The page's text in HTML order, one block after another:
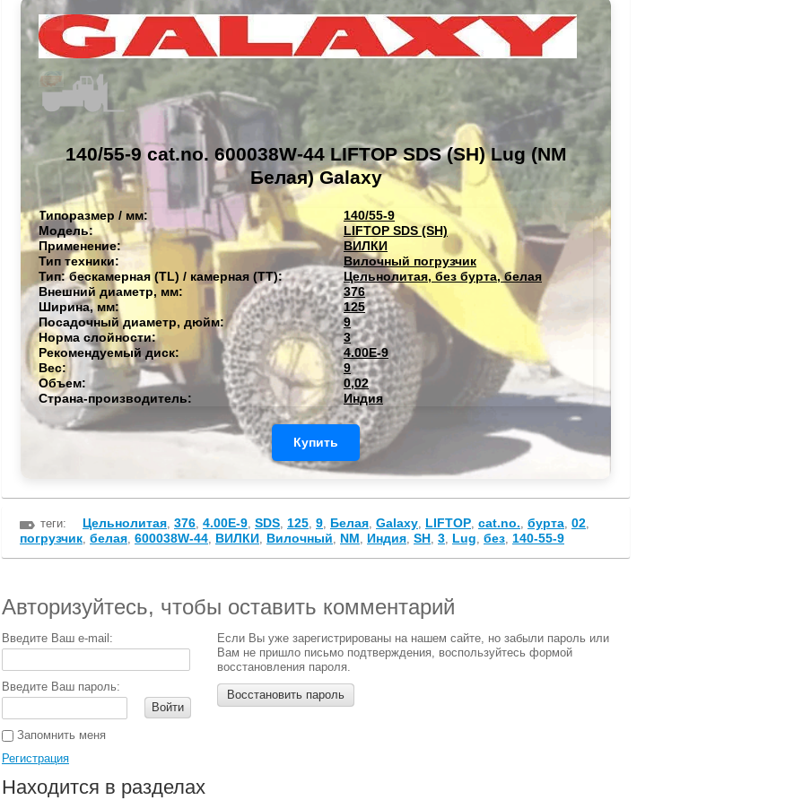
140/55-9 cat.no. 600038W-44 LIFTOP SDS (SH) Lug (NM
Белая) Galaxy
Типоразмер / мм:
140/55-9
Модель:
LIFTOP SDS (SH)
Применение:
ВИЛКИ
Тип техники:
Вилочный погрузчик
Тип: бескамерная (TL) / камерная (TT):
Цельнолитая, без бурта, белая
Внешний диаметр, мм:
376
Ширина, мм:
125
Посадочный диаметр, дюйм:
9
Норма слойности:
3
Рекомендуемый диск:
4.00E-9
Вес:
9
Объем:
0,02
Страна-производитель:
Индия
Купить
теги: Цельнолитая 376 4.00E-9 SDS 125 9 Белая Galaxy LIFTOP cat.no. бурта 02
погрузчик белая 600038W-44 ВИЛКИ Вилочный NM Индия SH 3 Lug без 140-55-9
Авторизуйтесь, чтобы оставить комментарий
Введите Ваш e-mail:
Введите Ваш пароль:
Войти
Запомнить меня
Регистрация
Если Вы уже зарегистрированы на нашем сайте, но забыли пароль или
Вам не пришло письмо подтверждения, воспользуйтесь формой
восстановления пароля.
Восстановить пароль
Находится в разделах